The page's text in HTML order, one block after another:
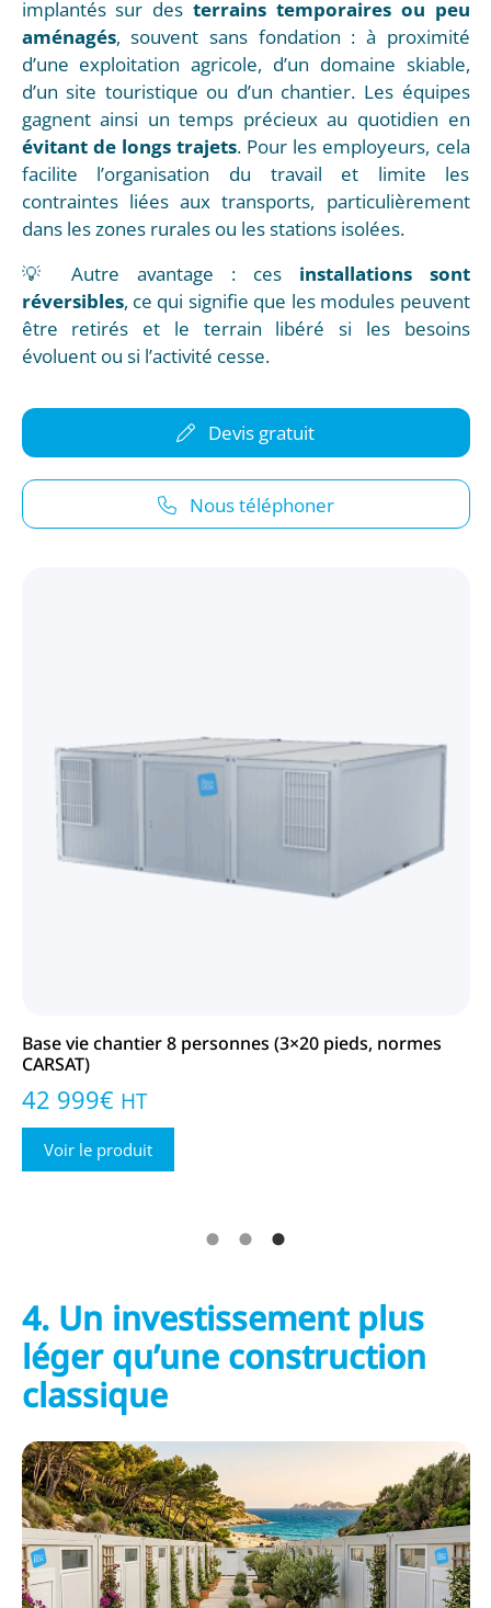
implantés sur des terrains temporaires ou peu
aménagés, souvent sans fondation : à proximité
d’une exploitation agricole, d’un domaine skiable,
d’un site touristique ou d’un chantier. Les équipes
gagnent ainsi un temps précieux au quotidien en
évitant de longs trajets. Pour les employeurs, cela
facilite l’organisation du travail et limite les
contraintes liées aux transports, particulièrement
dans les zones rurales ou les stations isolées.
💡 Autre avantage : ces installations sont
réversibles, ce qui signifie que les modules peuvent
être retirés et le terrain libéré si les besoins
évoluent ou si l’activité cesse.
Devis gratuit
Nous téléphoner
Base vie chantier 8 personnes (3×20 pieds, normes
CARSAT)
42 999€ HT
Voir le produit
4. Un investissement plus
léger qu’une construction
classique